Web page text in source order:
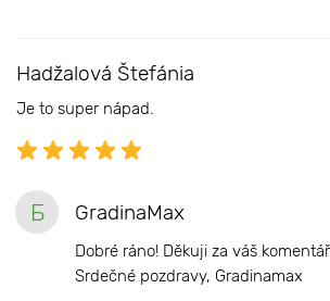
Hadžalová Štefánia
Je to super nápad.
Б GradinaMax
Dobré ráno! Děkuji za váš
Srdečné pozdravy, Gradinamax